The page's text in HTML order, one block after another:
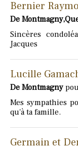
Bernier
De
Sincères
Jacques
Lucille
De Montmagny
Mes sympathies
qu'à ta famille.
Germain et